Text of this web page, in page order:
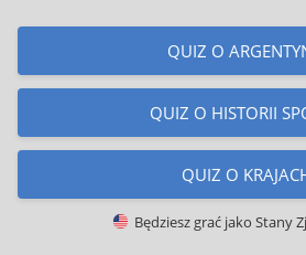
QUIZ O
QUIZ O HISTORII
QUIZ O
Będziesz grać jako Stany